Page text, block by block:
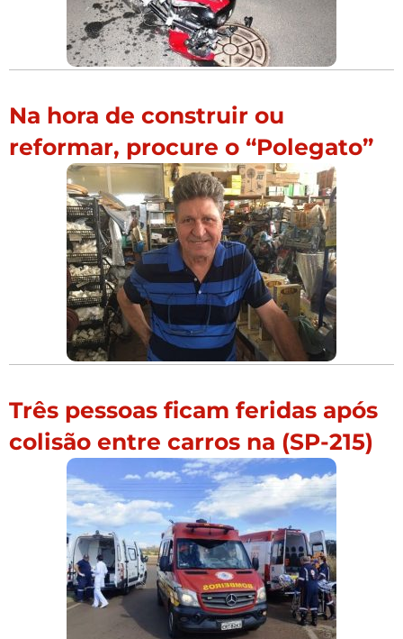
Na hora de construir ou
reformar, procure o “Polegato”
Três pessoas ficam feridas após
colisão entre carros na (SP-215)